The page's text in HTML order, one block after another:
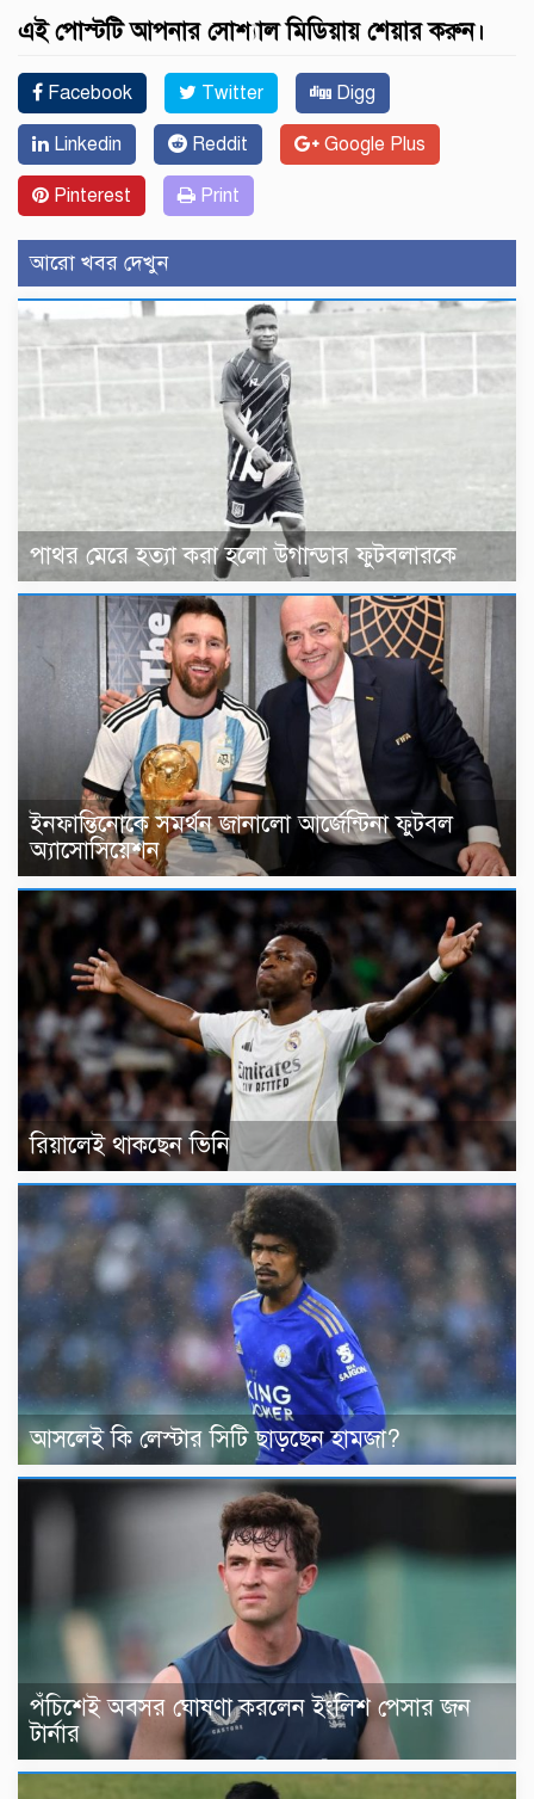
এই পোস্টটি আপনার সোশ্যাল মিডিয়ায় শেয়ার করুন।
Facebook Twitter Digg
Linkedin Reddit Google Plus
Pinterest Print
আরো খবর দেখুন
পাথর মেরে হত্যা করা হলো উগান্ডার ফুটবলারকে
ইনফান্তিনোকে সমর্থন জানালো আর্জেন্টিনা ফুটবল
অ্যাসোসিয়েশন
রিয়ালেই থাকছেন ভিনি
আসলেই কি লেস্টার সিটি ছাড়ছেন হামজা?
পঁচিশেই অবসর ঘোষণা করলেন ইংলিশ পেসার জন
টার্নার